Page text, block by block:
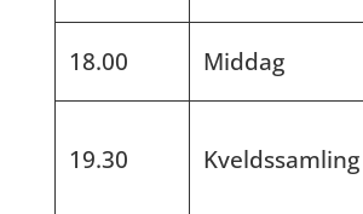
18.00 Middag
19.30 Kveldssamling